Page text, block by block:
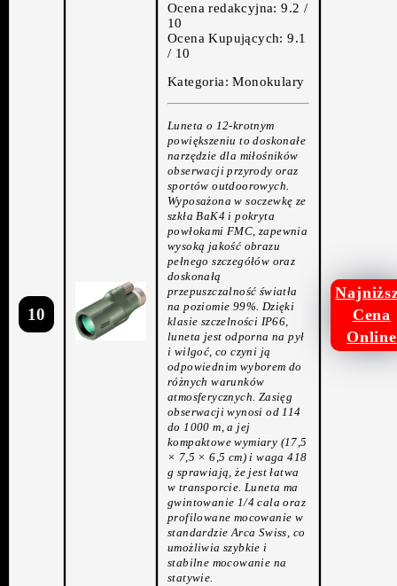
10
Ocena redakcyjna: 9.2 /
10
Ocena Kupujących: 9.1
/ 10
Kategoria: Monokulary
Luneta o 12-krotnym
powiększeniu to doskonałe
narzędzie dla miłośników
obserwacji przyrody oraz
sportów outdoorowych.
Wyposażona w soczewkę ze
szkła BaK4 i pokryta
powłokami FMC, zapewnia
wysoką jakość obrazu
pełnego szczegółów oraz
doskonałą
przepuszczalność światła
na poziomie 99%. Dzięki
klasie szczelności IP66,
luneta jest odporna na pył
i wilgoć, co czyni ją
odpowiednim wyborem do
różnych warunków
atmosferycznych. Zasięg
obserwacji wynosi od 114
do 1000 m, a jej
kompaktowe wymiary (17,5
× 7,5 × 6,5 cm) i waga 418
g sprawiają, że jest łatwa
w transporcie. Luneta ma
gwintowanie 1/4 cala oraz
profilowane mocowanie w
standardzie Arca Swiss, co
umożliwia szybkie i
stabilne mocowanie na
statywie.
Cena
Online